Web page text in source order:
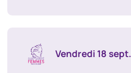
Vendredi 18 sept.